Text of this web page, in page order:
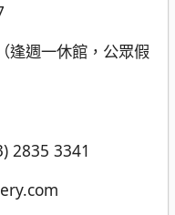
逢週一休館，公眾假
2835 3341